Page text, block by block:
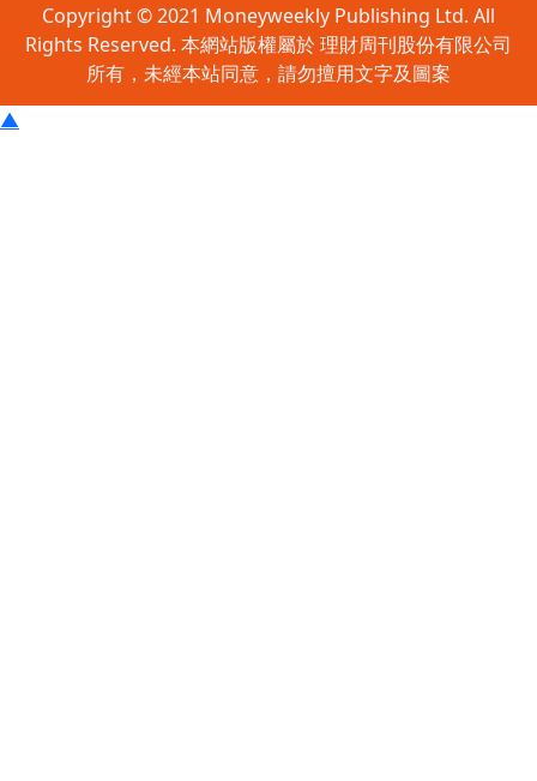
Copyright © 2021 Moneyweekly Publishing Ltd. All
Rights Reserved. 本網站版權屬於 理財周刊股份有限公司
所有，未經本站同意，請勿擅用文字及圖案
▲